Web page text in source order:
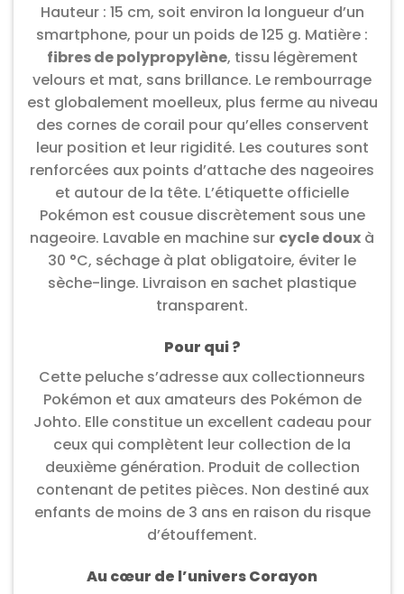
Hauteur : 15 cm, soit environ la longueur d’un
smartphone, pour un poids de 125 g. Matière :
fibres de polypropylène, tissu légèrement
velours et mat, sans brillance. Le rembourrage
est globalement moelleux, plus ferme au niveau
des cornes de corail pour qu’elles conservent
leur position et leur rigidité. Les coutures sont
renforcées aux points d’attache des nageoires
et autour de la tête. L’étiquette officielle
Pokémon est cousue discrètement sous une
nageoire. Lavable en machine sur cycle doux à
30 °C, séchage à plat obligatoire, éviter le
sèche-linge. Livraison en sachet plastique
transparent.
Pour qui ?
Cette peluche s’adresse aux collectionneurs
Pokémon et aux amateurs des Pokémon de
Johto. Elle constitue un excellent cadeau pour
ceux qui complètent leur collection de la
deuxième génération. Produit de collection
contenant de petites pièces. Non destiné aux
enfants de moins de 3 ans en raison du risque
d’étouffement.
Au cœur de l’univers Corayon